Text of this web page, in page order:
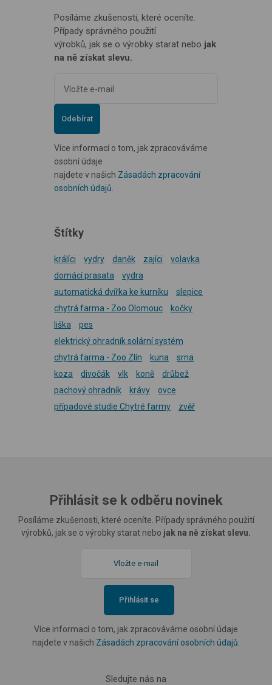
Posíláme zkušenosti, které oceníte.
Případy správného použití
výrobků, jak se o výrobky starat nebo jak
na ně získat slevu.
Odebírat
Více informací o tom, jak zpracováváme
osobní údaje
najdete v našich Zásadách zpracování
osobních údajů
Štítky
králíci vydry daněk zajíci
volavka
domácí prasata
vydra
automatická dvířka ke kurníku
slepice
chytrá farma - Zoo Olomouc
kočky
liška
pes
elektrický ohradník solární systém
chytrá farma - Zoo Zlín
kuna
srna
koza
divočák vlk koně
drůbež
pachový ohradník
krávy
ovce
případové studie Chytré farmy
zvěř
Přihlásit se k odběru novinek
Posíláme zkušenosti, které oceníte. Případy správného použití
výrobků, jak se o výrobky starat nebo jak na ně získat slevu.
Přihlásit se
Více informací o tom, jak zpracováváme osobní údaje
najdete v našich Zásadách zpracování osobních údajů
Sledujte nás na